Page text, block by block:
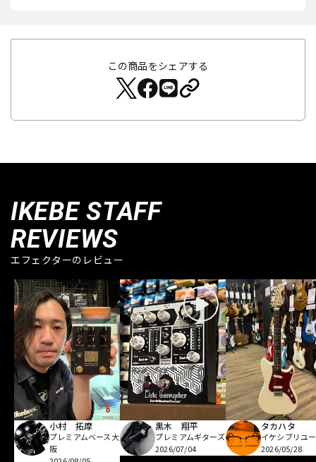
この商品をシェアする
IKEBE STAFF
REVIEWS
エフェクターのレビュー
小村 拓摩
プレミアムベース大
阪
黒木 翔平
プレミアムギターズ
2026/07/04
タカハタ
イケシブリユ
2026/05/28